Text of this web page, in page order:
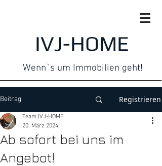
IVJ-HOME
Wenn`s um Immobilien geht!
Beitrag Registrieren
Ab sofort bei uns im
Angebot!
Team IVJ-HOME
20. März 2024